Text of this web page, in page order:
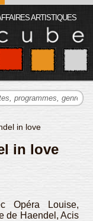
in love
in love
Opéra Louise,
de Haendel, Acis
ARTISTIQUES